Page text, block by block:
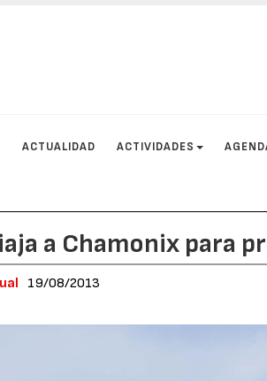
ACTUALIDAD ACTIVIDADES
a Chamonix para
19/08/2013